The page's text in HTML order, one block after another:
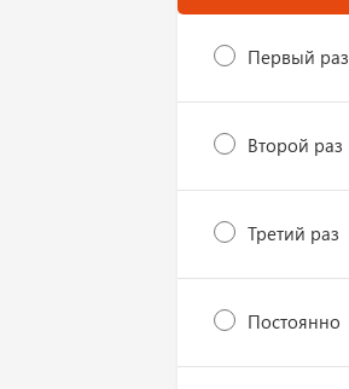
Первый раз
Второй раз
Третий раз
Постоянно